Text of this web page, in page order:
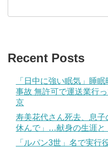
Recent Posts
「日中に強い眠気」睡
事故 無許可で運送業行
京
寿美花代さん死去、息子
休んで」…献身の生涯と
「ルパン3世」名で実行